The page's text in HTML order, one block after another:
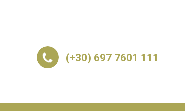
(+30) 697 7601 111